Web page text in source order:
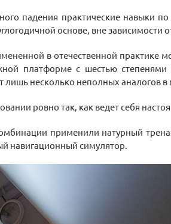
падения практические навыки
основе, вне зависимости
в отечественной практике
платформе с шестью степенями
лишь несколько неполных аналогов в
ровно так, как ведет себя
применили натурный
навигационный симулятор.